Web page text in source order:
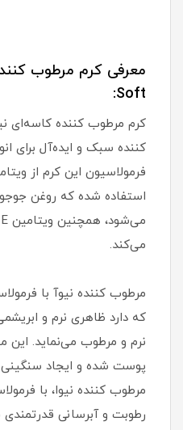
Soft:
کرم مرطوب کننده کاسه‌ای
کننده سبک و ایده‌آل برای
استفاده شده که روغن
می‌کند.
مرطوب کننده نیوآ با
که دارد ظاهری نرم و
نرم و مرطوب می‌نماید.
پوست شده و ایجاد سنگینی
مرطوب کننده نیوا، با
رطوبت و آبرسانی